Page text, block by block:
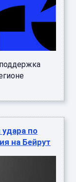
удара по
на Бейрут